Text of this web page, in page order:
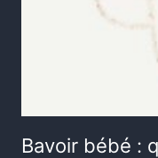
Bavoir bébé :